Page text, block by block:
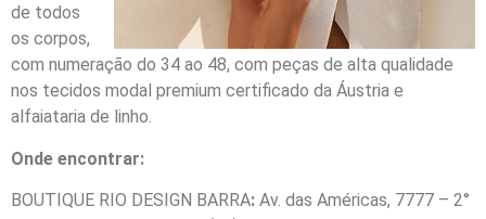
de todos
os corpos,
com numeração do 34 ao 48, com peças de alta qualidade
nos tecidos modal premium certificado da Áustria e
alfaiataria de linho.
Onde encontrar:
BOUTIQUE RIO DESIGN BARRA: Av. das Américas, 7777 – 2°